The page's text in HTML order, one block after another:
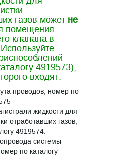
газов может не
помещения
клапана в
4919573),
входят:
проводов, номер по
жидкости для
отработавших газов,
4919574.
системы
по каталогу